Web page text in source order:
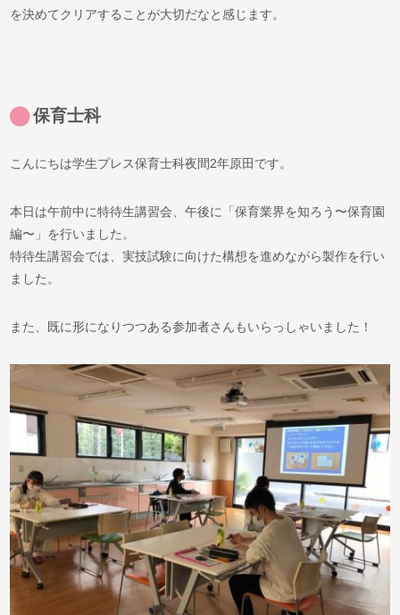
を決めてクリアすることが大切だなと感じます。
保育士科
こんにちは学生プレス保育士科夜間2年原田です。
本日は午前中に特待生講習会、午後に「保育業界を知ろう〜保育園
編〜」を行いました。
特待生講習会では、実技試験に向けた構想を進めながら製作を行い
ました。
また、既に形になりつつある参加者さんもいらっしゃいました！